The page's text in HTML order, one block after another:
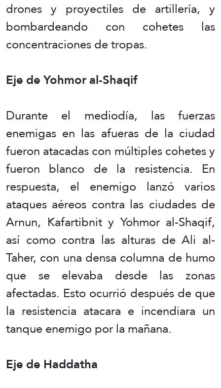
drones y proyectiles de artillería, y
bombardeando con cohetes las
concentraciones de tropas.
Eje de Yohmor al-Shaqif
Durante el mediodía, las fuerzas
enemigas en las afueras de la ciudad
fueron atacadas con múltiples cohetes y
fueron blanco de la resistencia. En
respuesta, el enemigo lanzó varios
ataques aéreos contra las ciudades de
Arnun, Kafartibnit y Yohmor al-Shaqif,
así como contra las alturas de Ali al-
Taher, con una densa columna de humo
que se elevaba desde las zonas
afectadas. Esto ocurrió después de que
la resistencia atacara e incendiara un
tanque enemigo por la mañana.
Eje de Haddatha